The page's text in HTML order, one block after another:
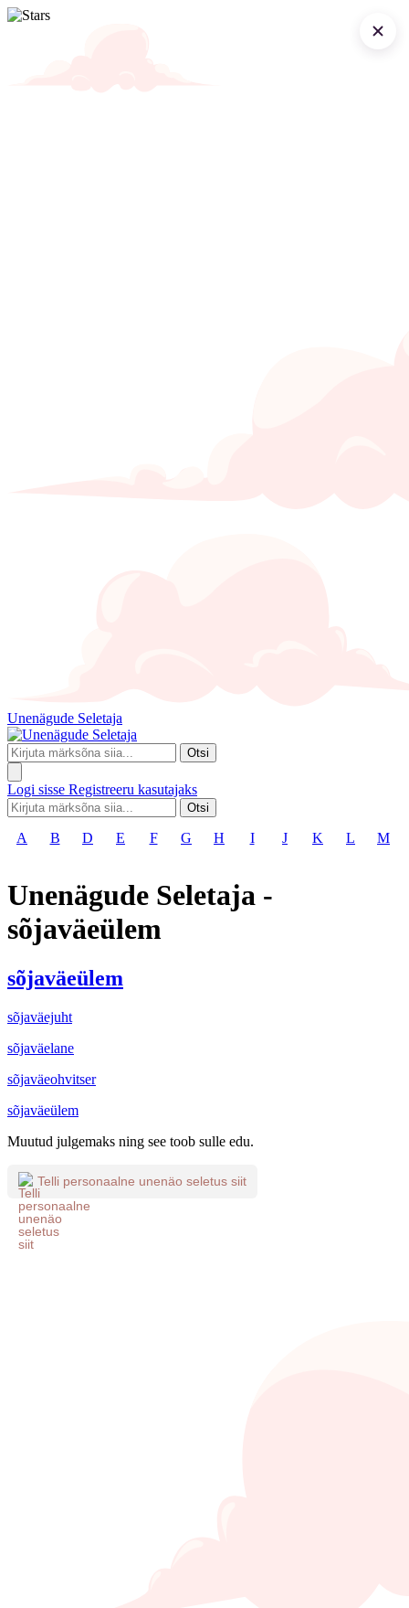
Unenägude Seletaja
Otsi
Logi sisse Registreeru kasutajaks
Otsi
A B D E F G H I J K L M
Unenägude Seletaja -
sõjaväeülem
sõjaväeülem
sõjaväejuht
sõjaväelane
sõjaväeohvitser
sõjaväeülem
Muutud julgemaks ning see toob sulle edu.
Telli personaalne unenäo seletus siit